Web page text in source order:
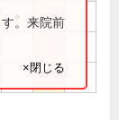
。来院前
×閉じる